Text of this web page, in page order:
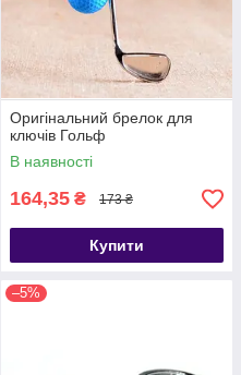
Оригінальний брелок для
ключів Гольф
В наявності
164,35 ₴ 173 ₴
Купити
–5%